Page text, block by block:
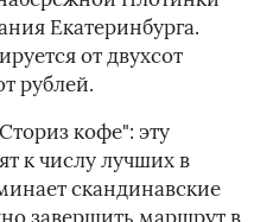
Екатеринбурга.
от двухсот
рублей.
кофе": эту
к числу лучших в
скандинавские